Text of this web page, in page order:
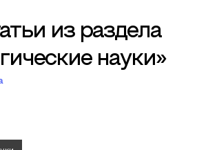
из раздела
науки»